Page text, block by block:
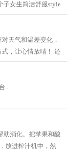
子女生简洁舒服style
天气和温差变化，
，让心情放晴！ 还
...
助消化。把苹果和酸
放进榨汁机中，然